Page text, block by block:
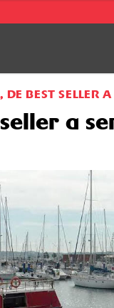
DE BEST SELLER
a